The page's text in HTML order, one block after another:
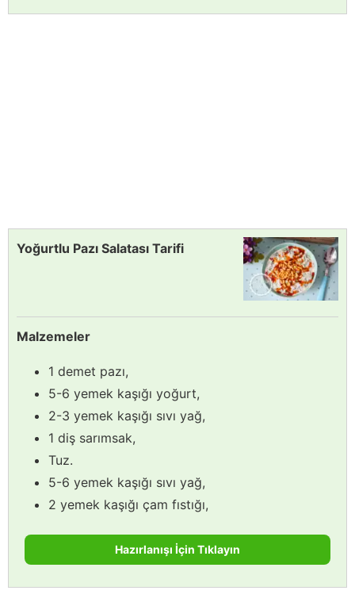
Yoğurtlu Pazı Salatası Tarifi
Malzemeler
1 demet pazı,
5-6 yemek kaşığı yoğurt,
2-3 yemek kaşığı sıvı yağ,
1 diş sarımsak,
Tuz.
5-6 yemek kaşığı sıvı yağ,
2 yemek kaşığı çam fıstığı,
Hazırlanışı İçin Tıklayın